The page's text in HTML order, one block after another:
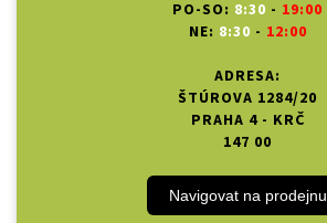
PO-SO: 8:30 - 19:00
NE: 8:30 - 12:00
ADRESA:
ŠTÚROVA 1284/20
PRAHA 4 - KRČ
147 00
Navigovat na prodejnu